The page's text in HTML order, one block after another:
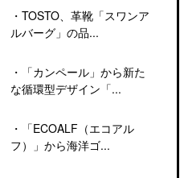
・ TOSTO、革靴「スワンア
ルバーグ」の品...
・
「カンペール」から新た
な循環型デザイン「...
・
「ECOALF（エコアル
フ）」から海洋ゴ...